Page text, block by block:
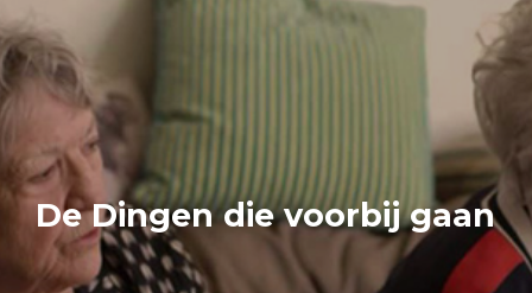
De Dingen die voorbij gaan